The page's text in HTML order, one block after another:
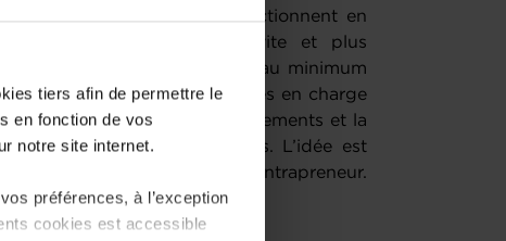
tiers afin de permettre le
en fonction de vos
notre site internet.
préférences, à l’exception
cookies est accessible
nos métiers. Celles-ci fonctionnent en
se prennent plus vite et plus
réduit les fonctions support au minimum
dans les cellules et prises en charge
Par exemple, les recrutements et la
les cellules opérationnelles. L’idée est
investi et ait un esprit d’intrapreneur.
l’entreprise.